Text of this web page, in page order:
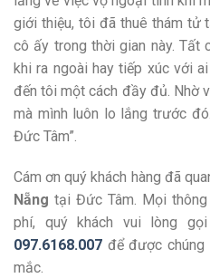
giới thiệu, tôi đã thuê thám tử
cô ấy trong thời gian này. Tất
khi ra ngoài hay tiếp xúc với
đến tôi một cách đầy đủ. Nhờ
mà mình luôn lo lắng trước
Đức Tâm”.
Cám ơn quý khách hàng đã
Nẵng tại Đức Tâm. Mọi
phí, quý khách vui lòng
097.6168.007 để được
mắc.